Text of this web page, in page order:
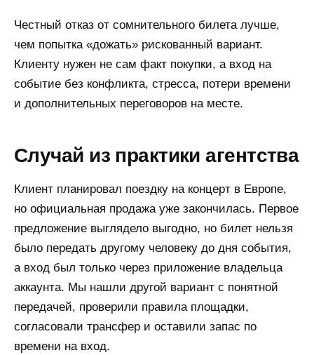
Честный отказ от сомнительного билета лучше,
чем попытка «дожать» рискованный вариант.
Клиенту нужен не сам факт покупки, а вход на
событие без конфликта, стресса, потери времени
и дополнительных переговоров на месте.
Случай из практики агентства
Клиент планировал поездку на концерт в Европе,
но официальная продажа уже закончилась. Первое
предложение выглядело выгодно, но билет нельзя
было передать другому человеку до дня события,
а вход был только через приложение владельца
аккаунта. Мы нашли другой вариант с понятной
передачей, проверили правила площадки,
согласовали трансфер и оставили запас по
времени на вход.